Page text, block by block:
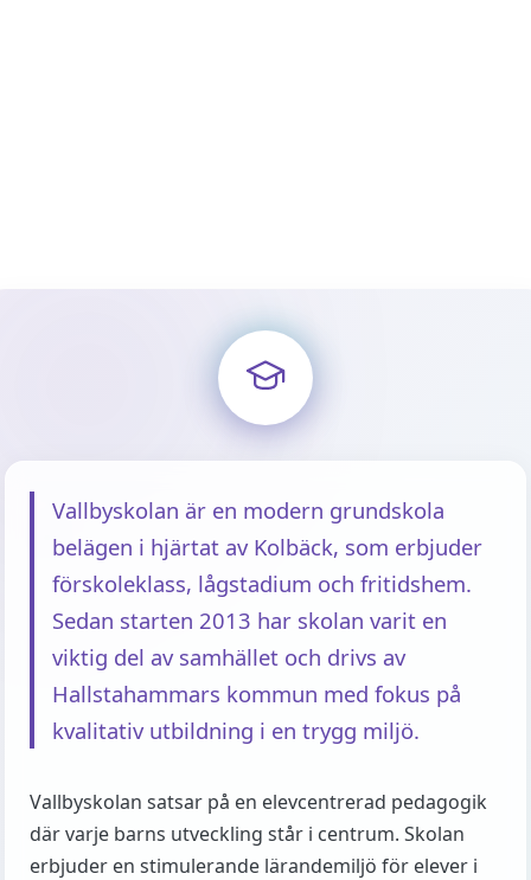
Vallbyskolan är en modern grundskola
belägen i hjärtat av Kolbäck, som erbjuder
förskoleklass, lågstadium och fritidshem.
Sedan starten 2013 har skolan varit en
viktig del av samhället och drivs av
Hallstahammars kommun med fokus på
kvalitativ utbildning i en trygg miljö.
Vallbyskolan satsar på en elevcentrerad pedagogik
där varje barns utveckling står i centrum. Skolan
erbjuder en stimulerande lärandemiljö för elever i